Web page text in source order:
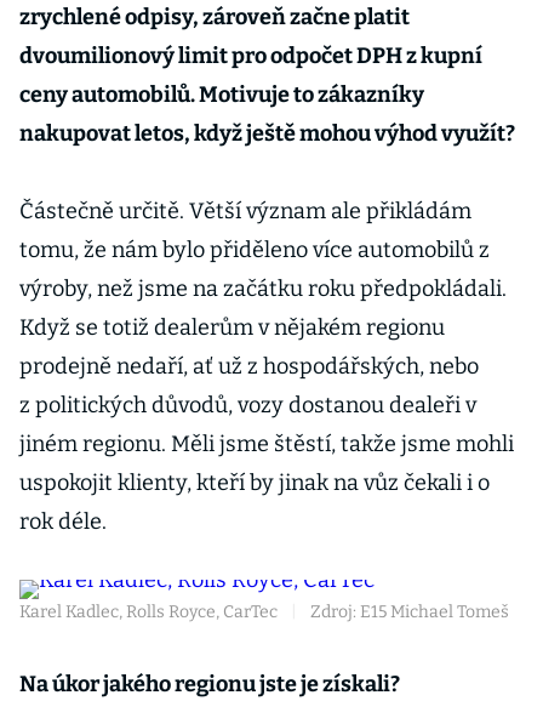
zrychlené odpisy, zároveň začne platit
dvoumilionový limit pro odpočet DPH z kupní
ceny automobilů. Motivuje to zákazníky
nakupovat letos, když ještě mohou výhod využít?
Částečně určitě. Větší význam ale přikládám
tomu, že nám bylo přiděleno více automobilů z
výroby, než jsme na začátku roku předpokládali.
Když se totiž dealerům v nějakém regionu
prodejně nedaří, ať už z hospodářských, nebo
z politických důvodů, vozy dostanou dealeři v
jiném regionu. Měli jsme štěstí, takže jsme mohli
uspokojit klienty, kteří by jinak na vůz čekali i o
rok déle.
Karel Kadlec, Rolls Royce, CarTec Zdroj: E15 Michael Tomeš
Na úkor jakého regionu jste je získali?